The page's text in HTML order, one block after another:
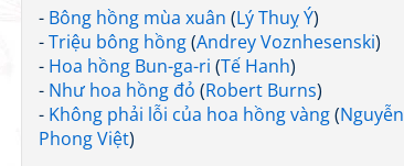
- Bông hồng mùa xuân (Lý Thuỵ Ý)
-Triệu bông hồng(Andrey Voznhesenski)
- Hoa hồng Bun-ga-ri (Tế Hanh)
- Như hoa hồng đỏ (Robert Burns)
- Không phải lỗi của hoa hồng vàng(Nguyễn
Phong Việt)